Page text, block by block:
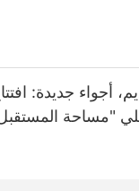
and
and inclusive
أجواء جديدة:
"مساحة